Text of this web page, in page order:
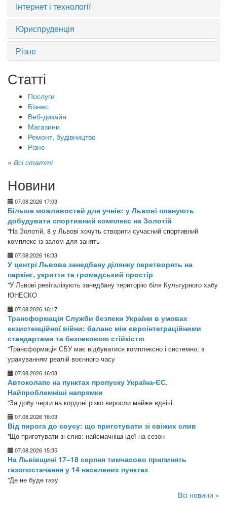
Інтернет і технології
Юриспруденція
Різне
Статті
Послуги
Бізнес
Веб-дизайн
Магазини
Ремонт, будівництво
Різне
» Всі статті
Новини
07.08.2026 17:03
Більше можливостей для учнів: у Львові планують
добудувати спортивний комплекс на Золотій
"На Золотій, 8 у Львові хочуть створити сучасний спортивний
комплекс із залом для занять
07.08.2026 16:33
У центрі Львова занедбану ділянку перетворять на
паркінг, укриття та громадський простір
"У Львові ревіталізують занедбану територію біля Культурного хабу
ЮНЕСКО
07.08.2026 16:17
Трансформація Служби безпеки України в умовах
екзистенційної війни: баланс між євроінтеграційними
стандартами та безпековою стійкістю
"Трансформація СБУ має відбуватися комплексно і системно, з
урахуванням реалій воєнного часу
07.08.2026 16:08
Автоколапс на пунктах пропуску Україна-ЄС.
Найпроблемніші напрямки
"За добу черги на кордоні різко виросли майже вдвічі.
07.08.2026 16:03
Від пирога до соусу: що приготувати зі свіжих слив
"Що приготувати зі слив: найсмачніші ідеї на сезон
07.08.2026 15:35
На Львівщині 17–18 серпня тимчасово припинять
газопостачання у 14 населених пунктах
"Де не буде газу
Всі новини »